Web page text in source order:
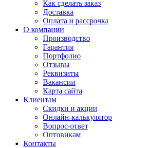
Как сделать заказ
Доставка
Оплата и рассрочка
О компании
Производство
Гарантия
Портфолио
Отзывы
Реквизиты
Вакансии
Карта сайта
Клиентам
Скидки и акции
Онлайн-калькулятор
Вопрос-ответ
Оптовикам
Контакты